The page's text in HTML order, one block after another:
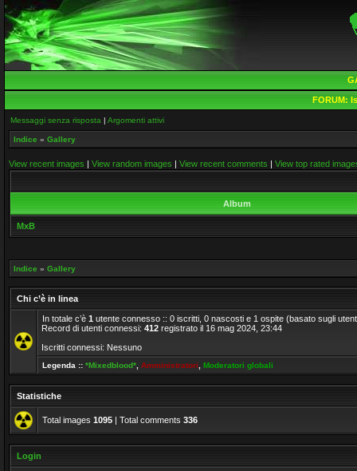
FORUM:
Messaggi senza risposta | Argomenti attivi
Indice » Gallery
View recent images | View random images | View recent comments | View top rated
Album
MxB
Indice » Gallery
Chi c’è in linea
In totale c’è 1 utente connesso :: 0 iscritti, 0 nascosti e 1 ospite (basato sugli
Record di utenti connessi: 412 registrato il 16 mag 2024, 23:44
Iscritti connessi: Nessuno
Legenda :: *Mixedblood* Amministratori Moderatori globali
Statistiche
Total images 1095 | Total comments 336
Login